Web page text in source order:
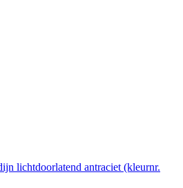
lichtdoorlatend antraciet (kleurnr.